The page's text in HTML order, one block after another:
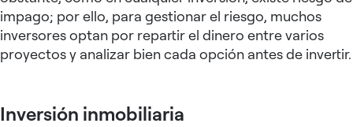
impago; por ello, para gestionar el riesgo, muchos
inversores optan por repartir el dinero entre varios
proyectos y analizar bien cada opción antes de invertir.
Inversión inmobiliaria